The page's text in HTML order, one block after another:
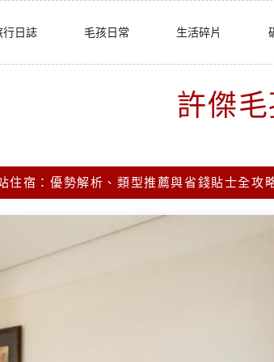
行日誌 毛孩日常 生活碎片
許傑
住宿：優勢解析、類型推薦與省錢貼士全攻